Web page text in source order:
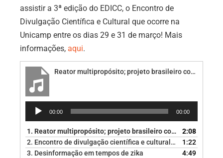
assistir a 3ª edição do EDICC, o Encontro de
Divulgação Científica e Cultural que ocorre na
Unicamp entre os dias 29 e 31 de março! Mais
informações, aqui.
Reator multipropósito; projeto brasileiro com investimento de peso
Tocador
áudio
00:00 00:00
1. Reator multipropósito; projeto brasileiro com investimento de peso
2:08
2. Encontro de divulgação científica e cultural (EDICC) se aproxima!
1:22
3. Desinformação em tempos de zika
4:49